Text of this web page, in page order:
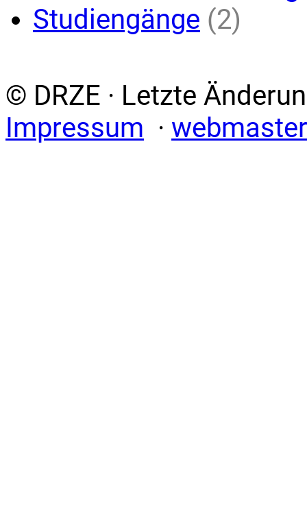
Studiengänge (2)
© DRZE · Letzte
Impressum ·